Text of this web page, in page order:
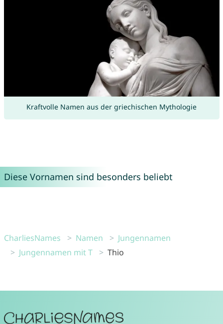
Kraftvolle Namen aus der griechischen Mythologie
Diese Vornamen sind besonders beliebt
CharliesNames Namen
Jungennamen
Jungennamen mit T
Thio